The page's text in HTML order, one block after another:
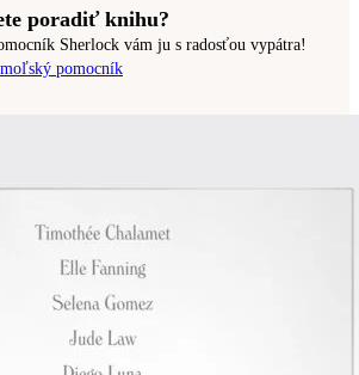
poradiť knihu?
Sherlock vám ju s radosťou vypátra!
pomocník